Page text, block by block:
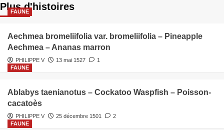
Plus d'histoires
FAUNE
Aechmea bromeliifolia var. bromeliifolia – Pineapple
Aechmea – Ananas marron
PHILIPPE V 13 mai 1527
1
FAUNE
Ablabys taenianotus – Cockatoo Waspfish – Poisson-
cacatoès
PHILIPPE V 25 décembre 1501
2
FAUNE